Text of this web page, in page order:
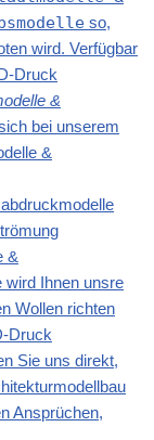
so,
wird. Verfügbar
Druck
&
bei unserem
&
&
wird Ihnen unsre
Wollen richten
Druck
Sie uns direkt,
Ansprüchen,